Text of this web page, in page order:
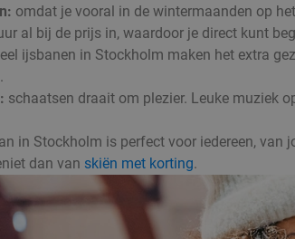
omdat je vooral in de wintermaanden op
al bij de prijs in, waardoor je direct kunt
ijsbanen in Stockholm maken het extra
schaatsen draait om plezier. Leuke muziek
in Stockholm is perfect voor iedereen, van
dan van skiën met korting.